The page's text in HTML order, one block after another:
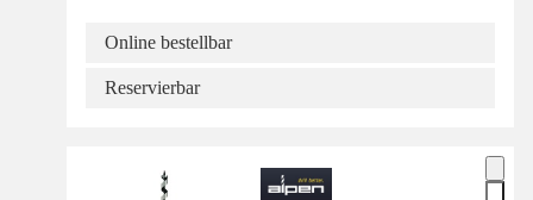
Online bestellbar
Reservierbar